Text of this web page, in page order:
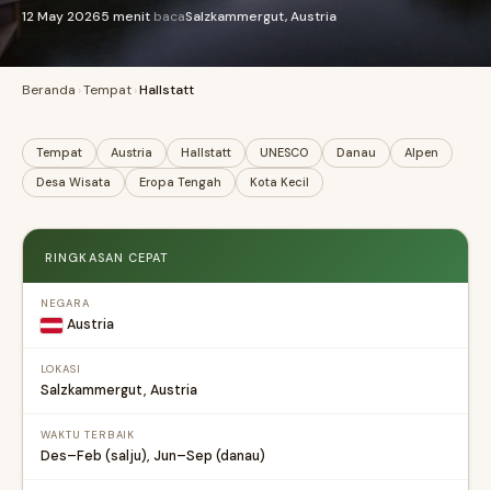
12 May 20265 menit bacaSalzkammergut, Austria
Beranda ›Tempat›Hallstatt
Tempat Austria Hallstatt UNESCO Danau
Alpen
Desa Wisata
Eropa Tengah Kota Kecil
RINGKASAN CEPAT
NEGARA
Austria
LOKASI
Salzkammergut, Austria
WAKTU TERBAIK
Des–Feb (salju), Jun–Sep (danau)